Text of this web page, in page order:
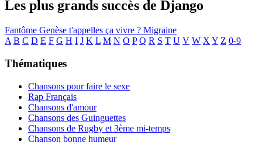
Les plus grands succès de Django
Fantôme Genèse t'appelles ça vivre ? Migraine
A B C D E F G H I J K L M N O P Q R S T U V W X Y Z 0-9
Thématiques
Chansons pour faire le sexe
Rap Français
Chansons d'amour
Chansons des Guinguettes
Chansons de Rugby et 3ème mi-temps
Chanson bonne humeur